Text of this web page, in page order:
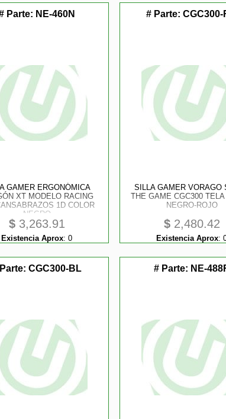
Parte: NE-460N
GAMER ERGONÓMICA
XT MODELO RACING
1D COLOR
NEGRO
$3,263.91
Existencia Aprox: 0
# Parte:CGC300-
SILLA GAMER VORAGO
THE GAME CGC300 TELA
NEGRO-ROJO
$2,480.42
Existencia Aprox:
CGC300-BL # Parte: NE-